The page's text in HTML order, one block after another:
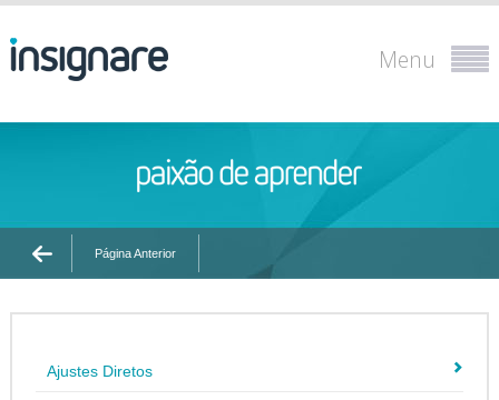
Menu
Página Anterior
Ajustes Diretos